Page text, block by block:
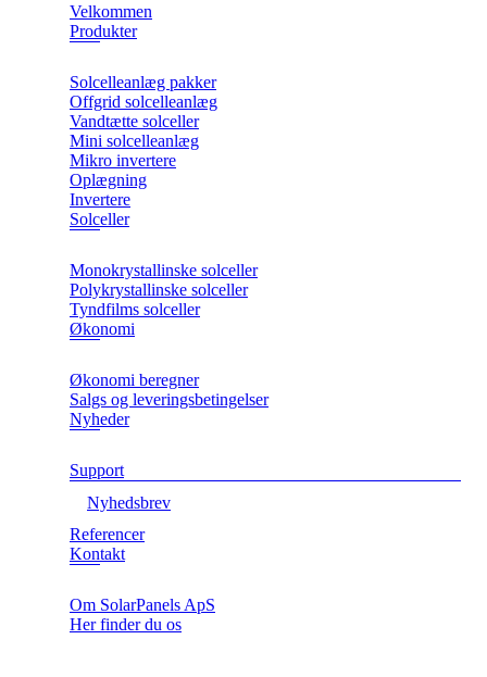
Velkommen
Produkter
Solcelleanlæg pakker
Offgrid solcelleanlæg
Vandtætte solceller
Mini solcelleanlæg
Mikro invertere
Oplægning
Invertere
Solceller
Monokrystallinske solceller
Polykrystallinske solceller
Tyndfilms solceller
Økonomi
Økonomi beregner
Salgs og leveringsbetingelser
Nyheder
Support
Nyhedsbrev
Referencer
Kontakt
Om SolarPanels ApS
Her finder du os